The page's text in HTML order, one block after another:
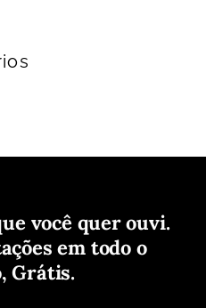
você quer ouvi.
em todo o
Grátis.